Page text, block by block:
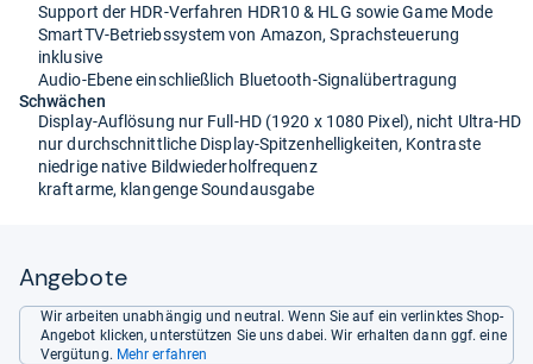
Support der HDR-Verfahren HDR10 & HLG sowie Game Mode
SmartTV-Betriebssystem von Amazon, Sprachsteuerung
inklusive
Audio-Ebene einschließlich Bluetooth-Signalübertragung
Schwächen
Display-Auflösung nur Full-HD (1920 x 1080 Pixel), nicht Ultra-HD
nur durchschnittliche Display-Spitzenhelligkeiten, Kontraste
niedrige native Bildwiederholfrequenz
kraftarme, klangenge Soundausgabe
Angebote
Wir arbeiten unabhängig und neutral. Wenn Sie auf ein verlinktes Shop-
Angebot klicken, unterstützen Sie uns dabei. Wir erhalten dann ggf. eine
Vergütung. Mehr erfahren